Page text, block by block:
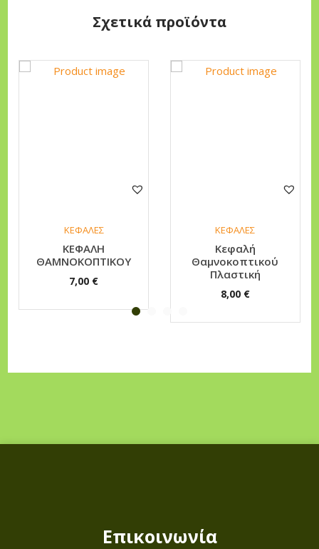
Σχετικά προϊόντα
ΚΕΦΑΛΕΣ
ΚΕΦΑΛΗ
ΘΑΜΝΟΚΟΠΤΙΚΟΥ
7,00 €
ΚΕΦΑΛΕΣ
Κεφαλή
Θαμνοκοπτικού
Πλαστική
8,00 €
Επικοινωνία